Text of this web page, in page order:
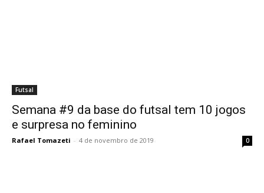
Futsal
Semana #9 da base do futsal tem 10 jogos
e surpresa no feminino
Rafael Tomazeti - 4 de novembro de 2019 0